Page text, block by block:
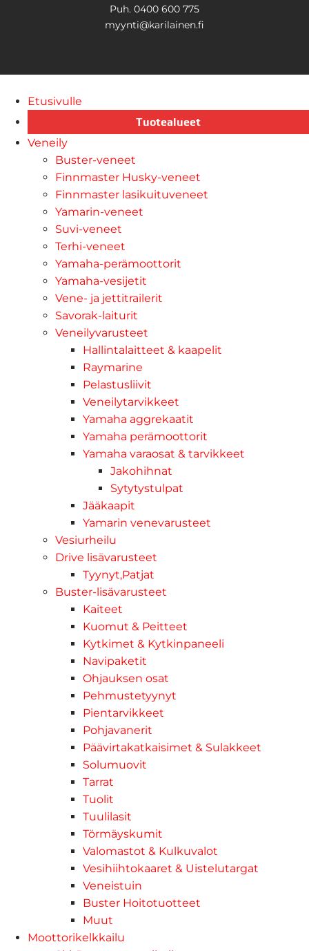
Puh. 0400 600 775
myynti@karilainen.fi
Etusivulle
Tuotealueet
Veneily
Buster-veneet
Finnmaster Husky-veneet
Finnmaster lasikuituveneet
Yamarin-veneet
Suvi-veneet
Terhi-veneet
Yamaha-perämoottorit
Yamaha-vesijetit
Vene- ja jettitrailerit
Savorak-laiturit
Veneilyvarusteet
Hallintalaitteet & kaapelit
Raymarine
Pelastusliivit
Veneilytarvikkeet
Yamaha aggrekaatit
Yamaha perämoottorit
Yamaha varaosat & tarvikkeet
Jakohihnat
Sytytystulpat
Jääkaapit
Yamarin venevarusteet
Vesiurheilu
Drive lisävarusteet
Tyynyt,Patjat
Buster-lisävarusteet
Kaiteet
Kuomut & Peitteet
Kytkimet & Kytkinpaneeli
Navipaketit
Ohjauksen osat
Pehmustetyynyt
Pientarvikkeet
Pohjavanerit
Päävirtakatkaisimet & Sulakkeet
Solumuovit
Tarrat
Tuolit
Tuulilasit
Törmäyskumit
Valomastot & Kulkuvalot
Vesihiihtokaaret & Uistelutargat
Veneistuin
Buster Hoitotuotteet
Muut
Moottorikelkkailu